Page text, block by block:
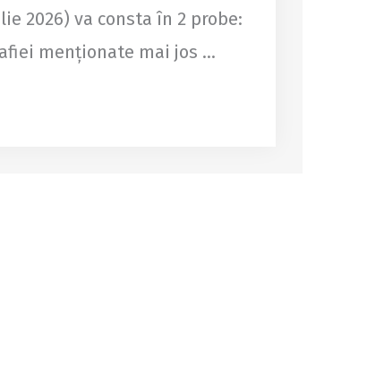
2026) va consta în 2 probe:
menționate mai jos ...